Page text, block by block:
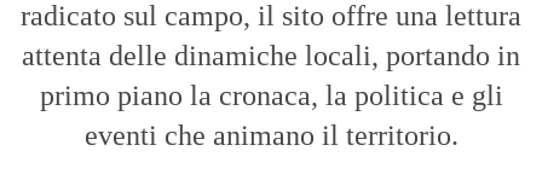
radicato sul campo, il sito offre una lettura
attenta delle dinamiche locali, portando in
primo piano la cronaca, la politica e gli
eventi che animano il territorio.